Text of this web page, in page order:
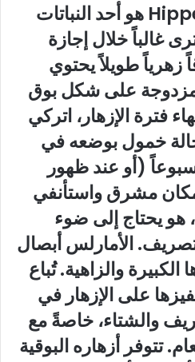
الأمارلس Hippeastrum هو أحد النباتات
غالباً خلال إجازة
زهرياً طويلاً يحتوي
مزدوجة على شكل بوق
فترة الإزهار، اتركي
خمول بوضعه في
مظلم. بعد 12 أسبوعاً (أو عند ظهور
مكان مشرق واستأنفي
هو يحتاج إلى ضوء
الأمارلس أبصال
والزاهية. تُباع
على الإزهار في
والشتاء، خاصةً مع
تتوفر أزهاره البوقية